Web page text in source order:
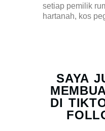
setiap pemilik
hartanah, kos
SAYA
DI